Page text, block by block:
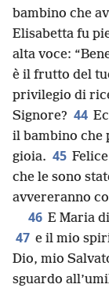
bambino che
Elisabetta fu
alta voce:
è il frutto del
privilegio di
Signore? 44
il bambino che
gioia. 45
che le sono
avvereranno
46 E Maria
47 e il mio
Dio, mio
sguardo